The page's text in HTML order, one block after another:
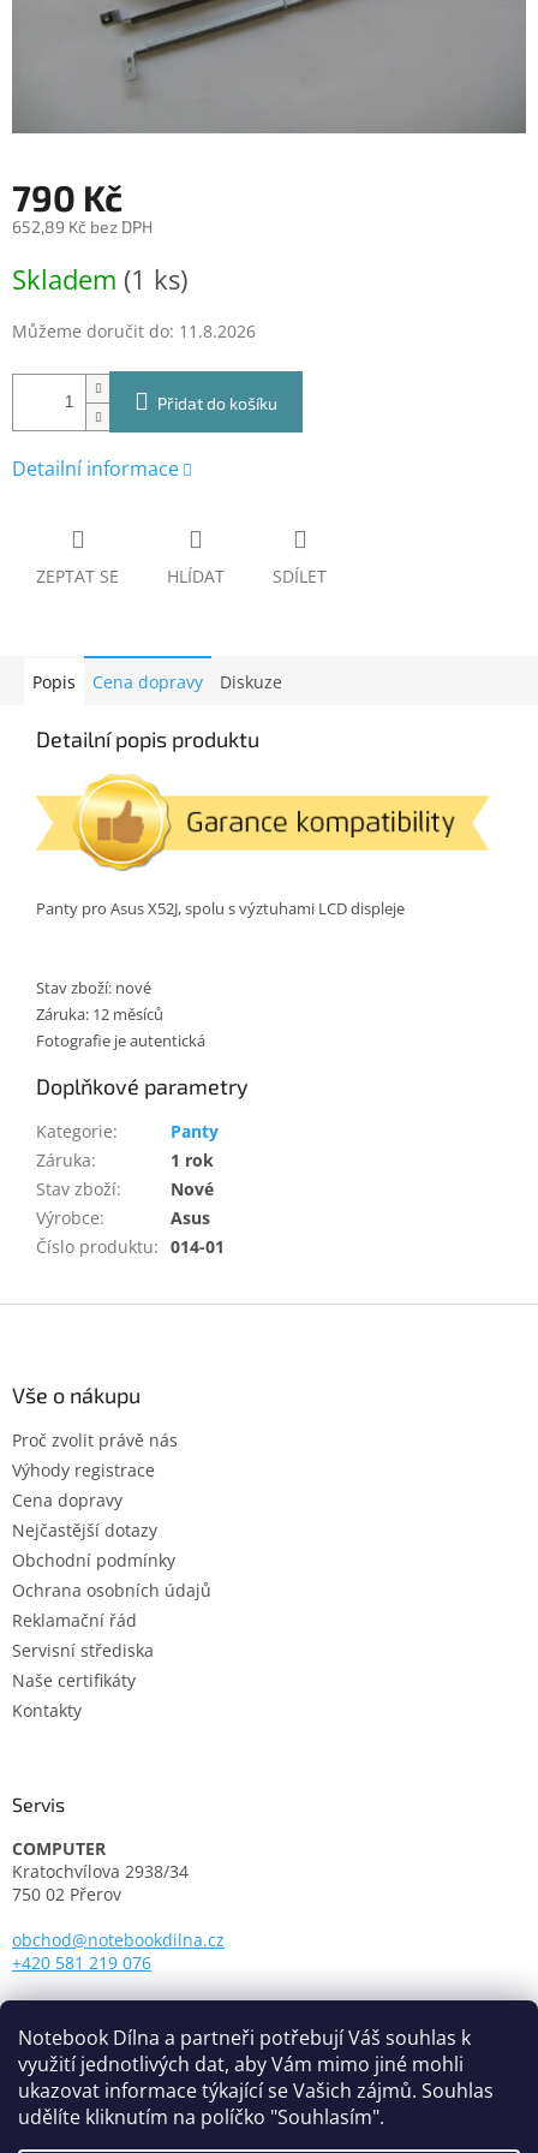
Notebook Dílna a partneři potřebují Váš souhlas k
využití jednotlivých dat, aby Vám mimo jiné mohli
ukazovat informace týkající se Vašich zájmů. Souhlas
udělíte kliknutím na políčko "Souhlasím".
790 Kč
652,89 Kč bez DPH
cena:
Skladem (1 ks)
Můžeme doručit do: 11.8.2026
Přidat do košíku
Detailní informace
ZEPTAT SE HLÍDAT SDÍLET
Popis Cena dopravy Diskuze
Detailní popis produktu
Panty pro Asus X52J, spolu s výztuhami LCD displeje
Stav zboží: nové
Záruka: 12 měsíců
Fotografie je autentická
Doplňkové parametry
Kategorie:
Panty
Záruka:
1 rok
Stav zboží:
Nové
Výrobce:
Asus
Číslo produktu: 014-01
Vše o nákupu
Proč zvolit právě nás
Výhody registrace
Cena dopravy
Nejčastější dotazy
Obchodní podmínky
Ochrana osobních údajů
Reklamační řád
Servisní střediska
Naše certifikáty
Kontakty
Servis
COMPUTER
Kratochvílova 2938/34
750 02 Přerov
obchod@notebookdilna.cz
+420 581 219 076
Otevírací doba:
Pondělí - Pátek: 9.00 - 17.00